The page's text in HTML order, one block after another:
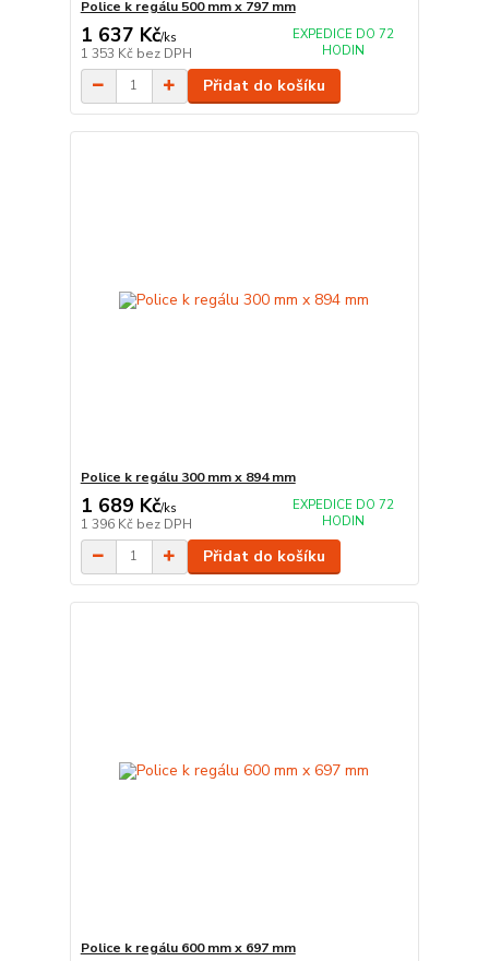
Police k regálu 500 mm x 797 mm
1 637 Kč/ks
1 353 Kč bez DPH
EXPEDICE DO 72
HODIN
Přidat do košíku
Police k regálu 300 mm x 894 mm
1 689 Kč/ks
1 396 Kč bez DPH
EXPEDICE DO 72
HODIN
Přidat do košíku
Police k regálu 600 mm x 697 mm